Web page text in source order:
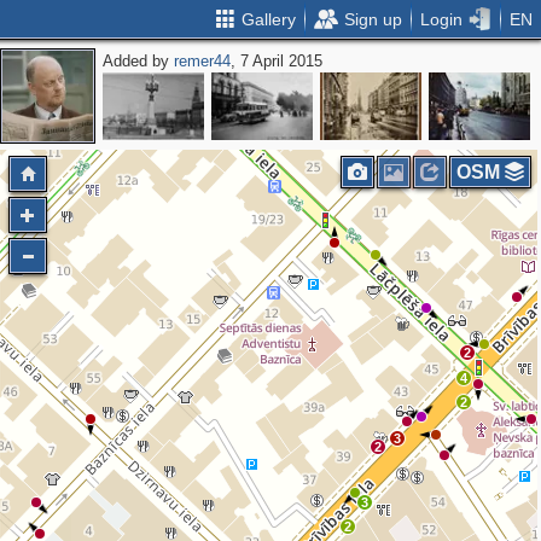
Gallery Sign up Login EN
Added byremer44, 7 April 2015
2
3
3
2
2
4
2
OSM